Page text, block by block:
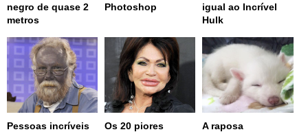
negro de quase 2
metros
Photoshop
igual ao Incrível
Hulk
Pessoas incríveis
Os 20 piores
A raposa